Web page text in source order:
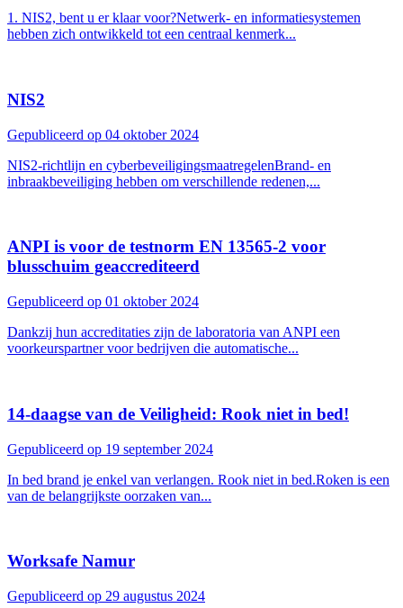
1. NIS2, bent u er klaar voor?Netwerk- en informatiesystemen
hebben zich ontwikkeld tot een centraal kenmerk...
NIS2
Gepubliceerd op 04 oktober 2024
NIS2-richtlijn en cyberbeveiligingsmaatregelenBrand- en
inbraakbeveiliging hebben om verschillende redenen,...
ANPI is voor de testnorm EN 13565-2 voor
blusschuim geaccrediteerd
Gepubliceerd op 01 oktober 2024
Dankzij hun accreditaties zijn de laboratoria van ANPI een
voorkeurspartner voor bedrijven die automatische...
14-daagse van de Veiligheid: Rook niet in bed!
Gepubliceerd op 19 september 2024
In bed brand je enkel van verlangen. Rook niet in bed.Roken is een
van de belangrijkste oorzaken van...
Worksafe Namur
Gepubliceerd op 29 augustus 2024